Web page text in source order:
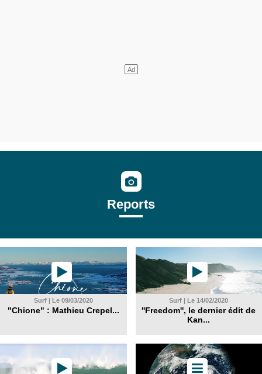
Reports
Surf | Le 09/03/2020
"Chione" : Mathieu Crepel...
Surf | Le 14/02/2020
''Freedom'', le dernier édit de
Kan...